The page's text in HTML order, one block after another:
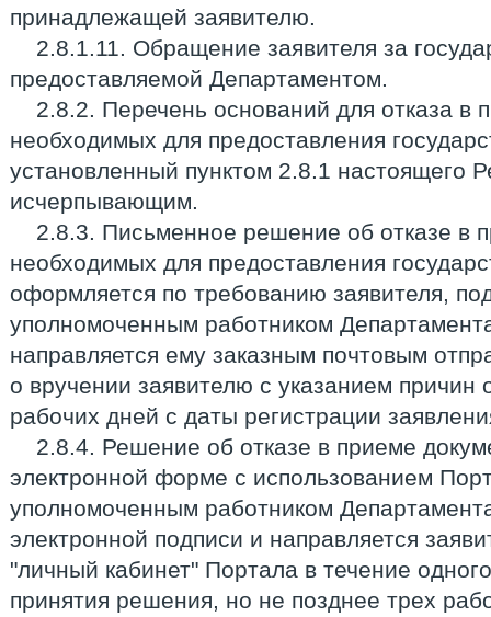
принадлежащей заявителю.
2.8.1.11. Обращение заявителя за
предоставляемой Департаментом.
2.8.2. Перечень оснований для отказа в
необходимых для предоставления
установленный пунктом 2.8.1 настоящего
исчерпывающим.
2.8.3. Письменное решение об отказе в
необходимых для предоставления
оформляется по требованию заявителя,
уполномоченным работником
направляется ему заказным почтовым
о вручении заявителю с указанием причин
рабочих дней с даты регистрации
2.8.4. Решение об отказе в приеме
электронной форме с использованием
уполномоченным работником
электронной подписи и направляется
"личный кабинет" Портала в течение
принятия решения, но не позднее трех